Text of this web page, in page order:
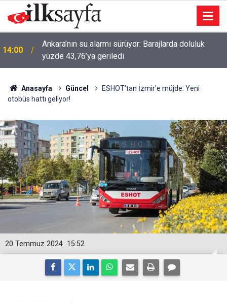
14:00
Ankara’nın su alarmı sürüyor: Barajlarda doluluk
yüzde 43,76’ya geriledi
Anasayfa Güncel
ESHOT'tan İzmir'e müjde: Yeni
otobüs hattı geliyor!
15:52
20 Temmuz 2024